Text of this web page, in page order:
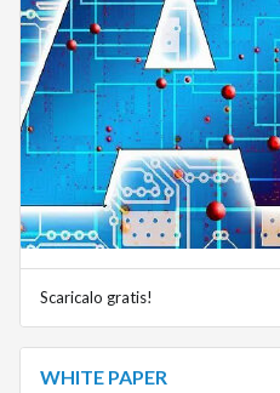
Scaricalo gratis!
WHITE PAPER